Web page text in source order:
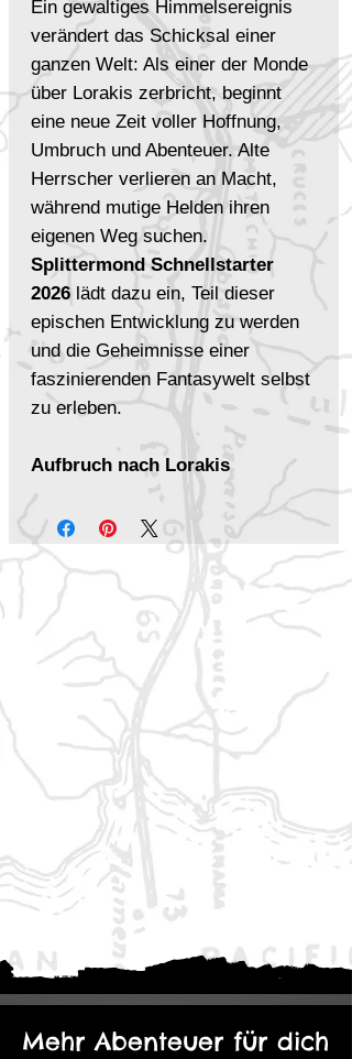
Ein gewaltiges Himmelsereignis
verändert das Schicksal einer
ganzen Welt: Als einer der Monde
über Lorakis zerbricht, beginnt
eine neue Zeit voller Hoffnung,
Umbruch und Abenteuer. Alte
Herrscher verlieren an Macht,
während mutige Helden ihren
eigenen Weg suchen.
Splittermond Schnellstarter
2026 lädt dazu ein, Teil dieser
epischen Entwicklung zu werden
und die Geheimnisse einer
faszinierenden Fantasywelt selbst
zu erleben.
Aufbruch nach Lorakis
Vereinfachter Einstieg in die
Regeln vonSplittermond
Schnellstarter 2026
Kompakter Überblick über die
Welt Lorakis
6 vorgefertigte Abenteurer für
den sofortigen Spielstart
Komplettes Einsteigerabenteuer
enthalten
Spielort: das dreigeteilte Reich
Zhoujiang
Ideal für schnelle Runden und
neue Gruppen ohne
Vorbereitung
Mehr Abenteuer für dich